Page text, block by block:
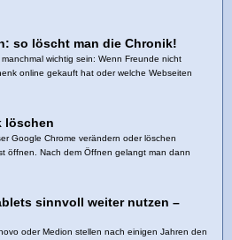
so löscht man die Chronik!
wichtig sein: Wenn Freunde nicht
online gekauft hat oder welche Webseiten
löschen
Google Chrome verändern oder löschen
öffnen. Nach dem Öffnen gelangt man dann
sinnvoll weiter nutzen –
oder Medion stellen nach einigen Jahren den